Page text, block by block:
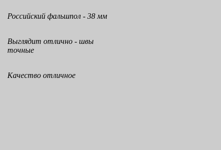
Российский фальшпол - 38 мм
Выглядит отлично - швы
точные
Качество отличное